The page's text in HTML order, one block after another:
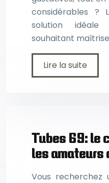
considérables ?
solution
souhaitant
Lire la suite
Tubes 69: le
les amateurs
Vous recherchez